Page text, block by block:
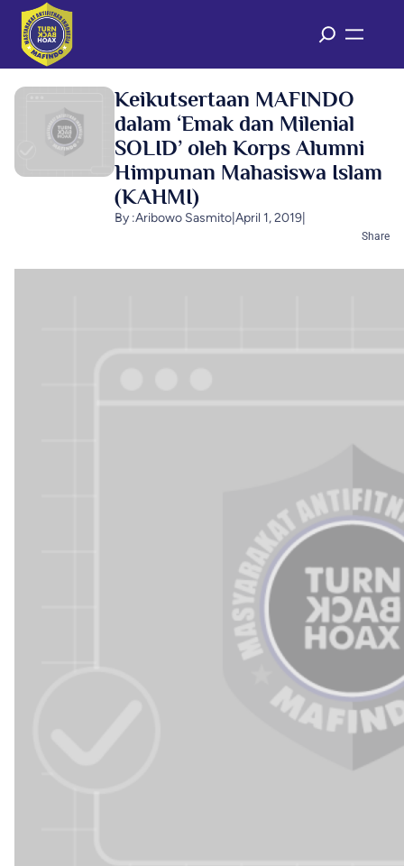
Keikutsertaan MAFINDO
dalam ‘Emak dan Milenial
SOLID’ oleh Korps Alumni
Himpunan Mahasiswa Islam
(KAHMI)
By :Aribowo Sasmito |April 1, 2019
Share